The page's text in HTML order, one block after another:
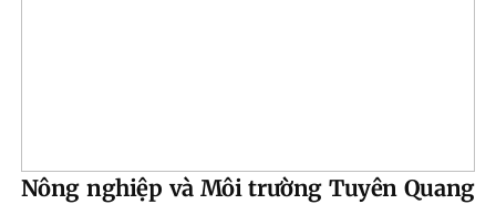
Nông nghiệp và Môi trường Tuyên Quang